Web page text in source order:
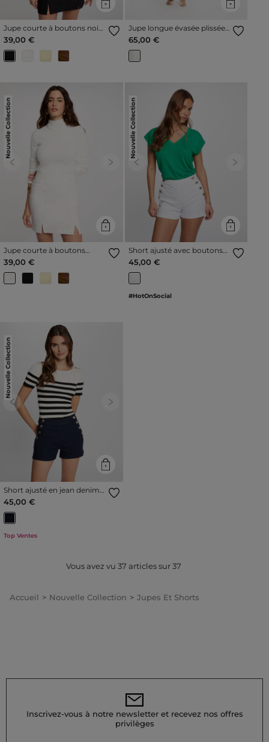
Jupe courte à boutons noir
femme
39,00 €
Jupe longue évasée plissée
ivoire femme
65,00 €
Nouvelle Collection
Previous Next
Jupe courte à boutons
ivoire femme
39,00 €
Nouvelle Collection
Previous Next
Short ajusté avec boutons
ivoire femme
45,00 €
#HotOnSocial
Nouvelle Collection
Previous Next
Short ajusté en jean denim
brut femme
45,00 €
Top Ventes
Vous avez vu 37 articles sur37
Accueil Nouvelle Collection Jupes Et Shorts
Inscrivez-vous à notre newsletter et recevez nos offres
privilèges